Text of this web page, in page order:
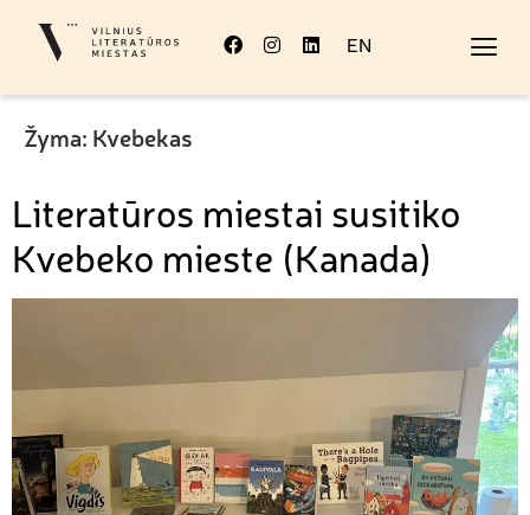
EN
Žyma: Kvebekas
Literatūros miestai susitiko
Kvebeko mieste (Kanada)